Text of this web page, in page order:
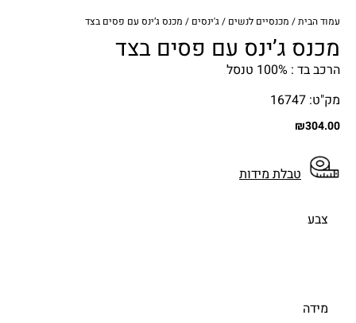
עמוד הבית/ מכנסיים לנשים / ג'ינסים / מכנס ג’ינס עם פסים בצד
מכנס ג’ינס עם פסים בצד
הרכב בד : 100% טנסל
מק"ט: 16747
₪304.00
טבלת מידות
צבע
מידה